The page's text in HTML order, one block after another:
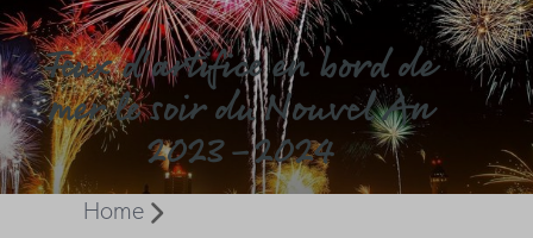
Feux d'artifice en bord de
mer le soir du Nouvel An
2023-2024
Home